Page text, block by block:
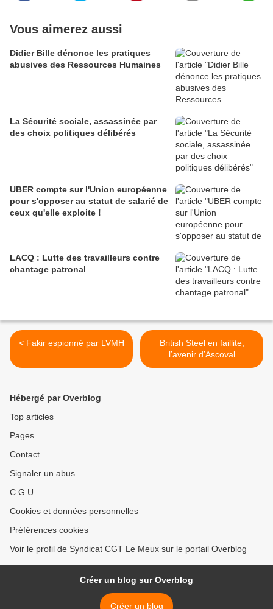
Vous aimerez aussi
Didier Bille dénonce les pratiques
abusives des Ressources Humaines
La Sécurité sociale, assassinée par
des choix politiques délibérés
UBER compte sur l'Union européenne
pour s'opposer au statut de salarié de
ceux qu'elle exploite !
LACQ : Lutte des travailleurs contre
chantage patronal
< Fakir espionné par LVMH
British Steel en faillite,
l’avenir d’Ascoval
s’assombrit >
Hébergé par Overblog
Top articles
Pages
Contact
Signaler un abus
C.G.U.
Cookies et données personnelles
Préférences cookies
Voir le profil de Syndicat CGT Le Meux sur le portail Overblog
Créer un blog sur Overblog
Créer un blog